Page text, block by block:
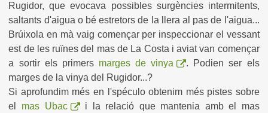
Rugidor, que evocava possibles surgències intermitents,
saltants d'aigua o bé estretors de la llera al pas de l'aigua...
Brúixola en mà vaig començar per inspeccionar el vessant
est de les ruïnes del mas de La Costa i aviat van començar
a sortir els primersmarges de vinya
. Podien ser els
marges de la vinya del Rugidor...?
Si aprofundim més en l'spéculo obtenim més pistes sobre
el mas Ubac
i la relació que mantenia amb el mas